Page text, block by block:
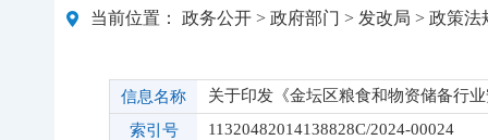
当前位置： 政务公开 > 政府部门 > 发改局 > 政策法
信息名称
关于印发《金坛区粮食和物资储备行
索引号
11320482014138828C/2024-00024